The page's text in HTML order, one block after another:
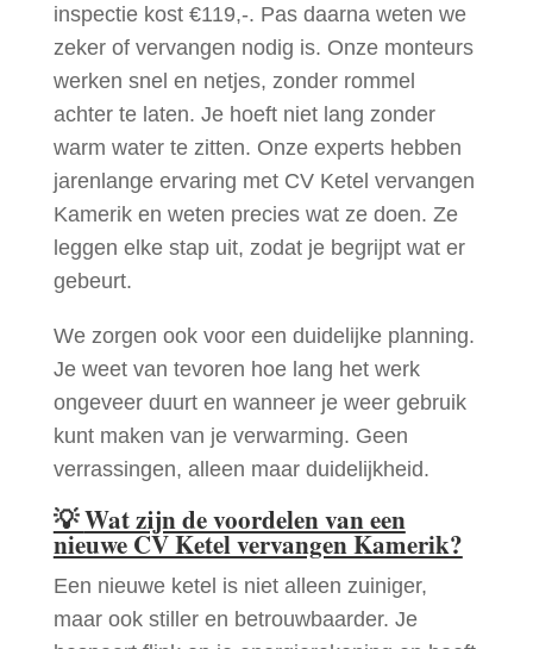
inspectie kost €119,-. Pas daarna weten we
zeker of vervangen nodig is. Onze monteurs
werken snel en netjes, zonder rommel
achter te laten. Je hoeft niet lang zonder
warm water te zitten. Onze experts hebben
jarenlange ervaring met CV Ketel vervangen
Kamerik en weten precies wat ze doen. Ze
leggen elke stap uit, zodat je begrijpt wat er
gebeurt.
We zorgen ook voor een duidelijke planning.
Je weet van tevoren hoe lang het werk
ongeveer duurt en wanneer je weer gebruik
kunt maken van je verwarming. Geen
verrassingen, alleen maar duidelijkheid.
💡Wat zijn de voordelen van een
nieuwe CV Ketel vervangen Kamerik?
Een nieuwe ketel is niet alleen zuiniger,
maar ook stiller en betrouwbaarder. Je